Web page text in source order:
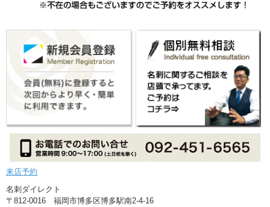
来店予約
名刺ダイレクト
〒812-0016 福岡市博多区博多駅南2-4-16